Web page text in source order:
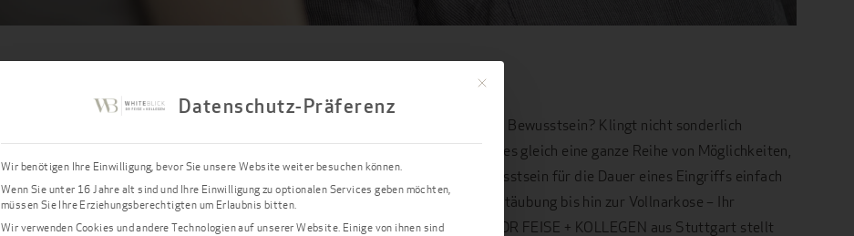
Eine Wurzelbehandlung bei vollem Bewusstsein? Klingt nicht sonderlich
verlockend, oder? Zum Glück gibt es gleich eine ganze Reihe von Möglichkeiten,
den Schmerz oder sogar das Bewusstsein für die Dauer eines Eingriffs einfach
abzuschalten. Von der örtlichen Betäubung bis hin zur Vollnarkose – Ihr
Zahnarzt-Team von WHITEBLICK DR FEISE + KOLLEGEN aus Stuttgart stellt
Mit diesem Button wird der Dialog geschlossen. Seine Funktionalität ist
Datenschutz-Präferenz
Wir benötigen Ihre Einwilligung, bevor Sie unsere Website weiter besuchen können.
Wenn Sie unter 16 Jahre alt sind und Ihre Einwilligung zu optionalen Services geben möchten,
müssen Sie Ihre Erziehungsberechtigten um Erlaubnis bitten.
Wir verwenden Cookies und andere Technologien auf unserer Website. Einige von ihnen sind